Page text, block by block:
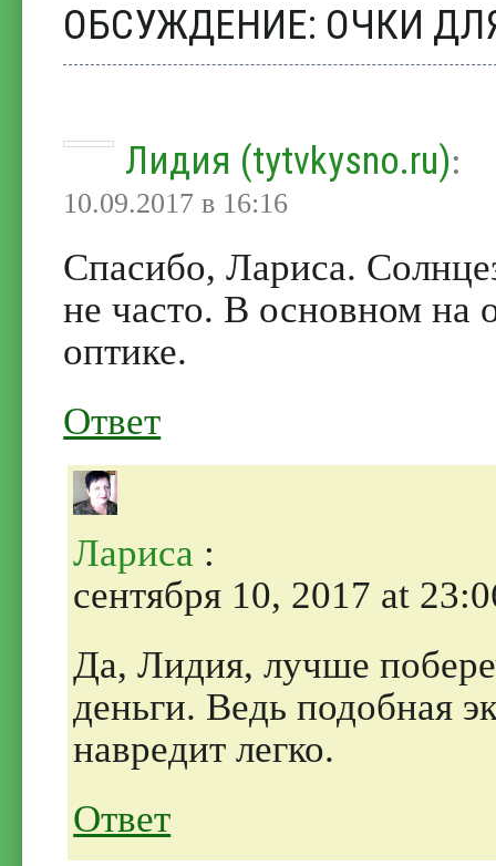
ОБСУЖДЕНИЕ: ОЧКИ
Лидия (tytvkysno.ru):
10.09.2017 в 16:16
Спасибо, Лариса.
не часто. В основном на
оптике.
Ответ
Лариса :
сентября 10, 2017 at
Да, Лидия, лучше
деньги. Ведь подобная
навредит легко.
Ответ